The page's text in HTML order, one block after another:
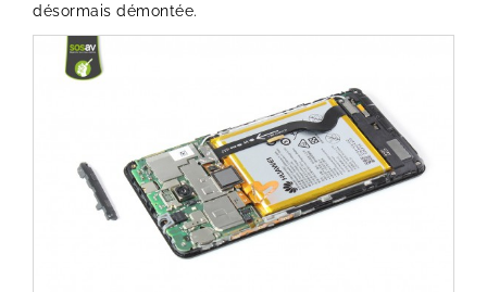
désormais démontée.